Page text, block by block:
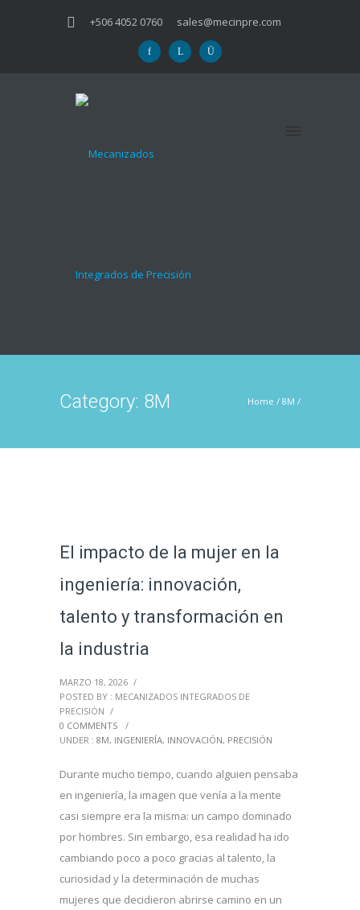
+506 4052 0760 sales@mecinpre.com
Category: 8M Home / 8M /
El impacto de la mujer en la
ingeniería: innovación,
talento y transformación en
la industria
MARZO 18, 2026 /
POSTED BY : MECANIZADOS INTEGRADOS DE
PRECISIÓN /
0 COMMENTS
/
UNDER : 8M, INGENIERÍA, INNOVACIÓN, PRECISIÓN
Durante mucho tiempo, cuando alguien pensaba
en ingeniería, la imagen que venía a la mente
casi siempre era la misma: un campo dominado
por hombres. Sin embargo, esa realidad ha ido
cambiando poco a poco gracias al talento, la
curiosidad y la determinación de muchas
mujeres que decidieron abrirse camino en un